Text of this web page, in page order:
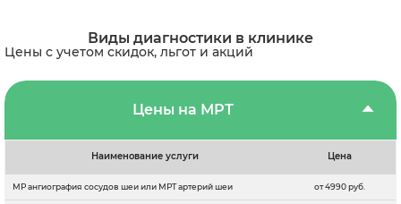
Виды диагностики в клинике
Цены с учетом скидок, льгот и акций
Цены на МРТ
Наименование услуги Цена
МР ангиография сосудов шеи или МРТ артерий шеи от 4990 руб.